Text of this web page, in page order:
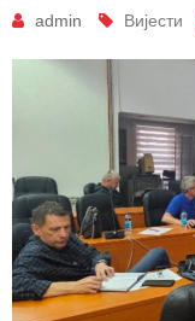
admin Вијести